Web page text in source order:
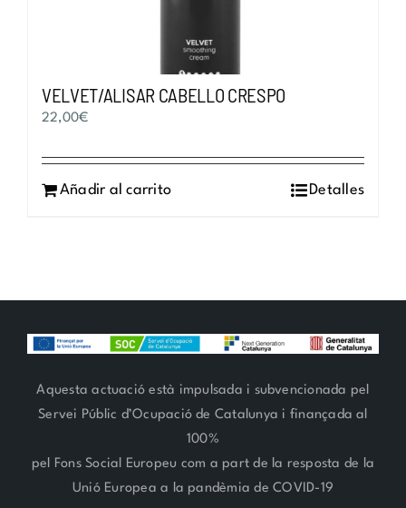
VELVET/ALISAR CABELLO CRESPO
22,00€
Añadir al carrito Detalles
Aquesta actuació està impulsada i subvencionada pel
Servei Públic d’Ocupació de Catalunya i finançada al
100%
pel Fons Social Europeu com a part de la resposta de la
Unió Europea a la pandèmia de COVID-19